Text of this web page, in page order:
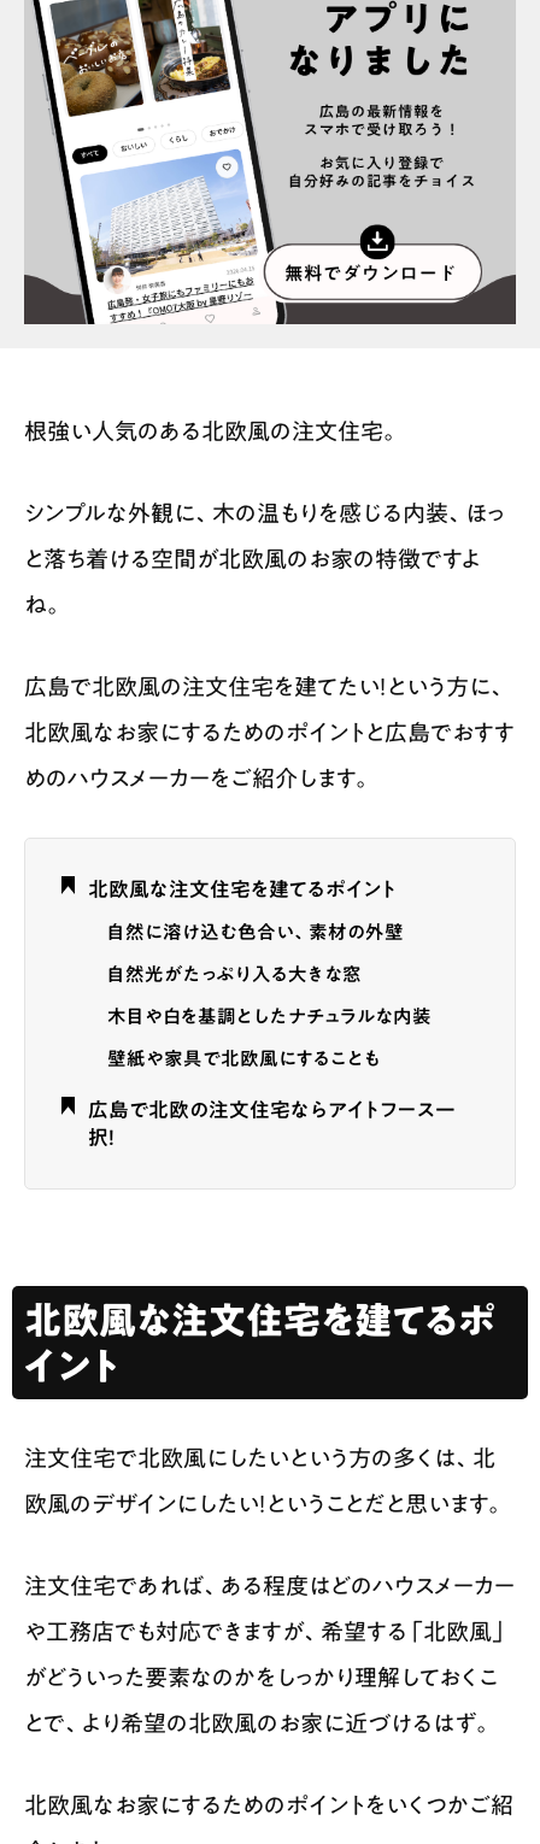
スポット情報 広告掲載について
プライバシーポリシー インフォマティブデータポリシー
お問合せ
根強い人気のある北欧風の注文住宅。
シンプルな外観に、木の温もりを感じる内装、ほっ
と落ち着ける空間が北欧風のお家の特徴ですよ
ね。
広島で北欧風の注文住宅を建てたい！という方に、
北欧風なお家にするためのポイントと広島でおすす
めのハウスメーカーをご紹介します。
北欧風な注文住宅を建てるポイント
自然に溶け込む色合い、素材の外壁
自然光がたっぷり入る大きな窓
木目や白を基調としたナチュラルな内装
壁紙や家具で北欧風にすることも
広島で北欧の注文住宅ならアイトフース一
択！
北欧風な注文住宅を建てるポ
イント
注文住宅で北欧風にしたいという方の多くは、北
欧風のデザインにしたい！ということだと思います。
注文住宅であれば、ある程度はどのハウスメーカー
や工務店でも対応できますが、希望する「北欧風」
がどういった要素なのかをしっかり理解しておくこ
とで、より希望の北欧風のお家に近づけるはず。
北欧風なお家にするためのポイントをいくつかご紹